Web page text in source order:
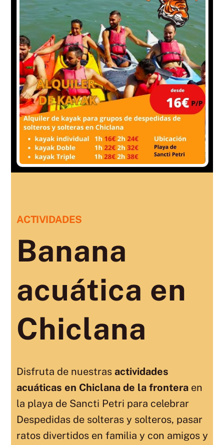
ACTIVIDADES
Banana
acuática en
Chiclana
Disfruta de nuestrasactividades
acuáticas en Chiclana de la frontera en
la playa de Sancti Petri para celebrar
Despedidas de solteras y solteros, pasar
ratos divertidos en familia y con amigos y